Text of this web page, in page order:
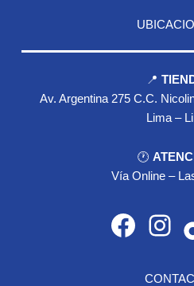
📍
Av. Argentina 275 C.C.
Lima –
🕐
Vía Online –
Facebook Instagram TikTok